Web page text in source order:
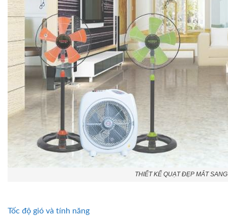
THIẾT KẾ QUẠT ĐẸP MẮT
Tốc độ gió và tính năng